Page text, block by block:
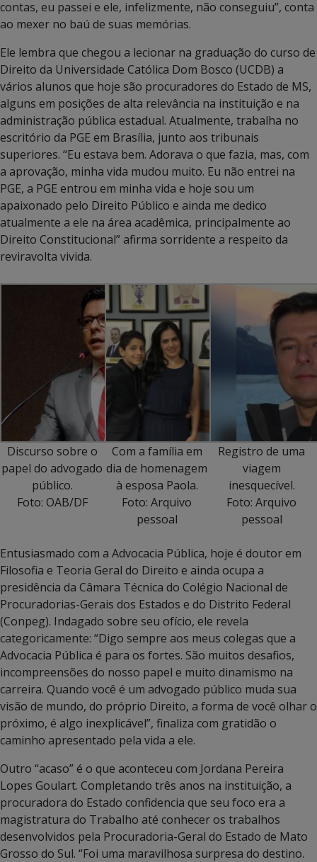
contas, eu passei e ele, infelizmente, não conseguiu”, conta
ao mexer no baú de suas memórias.
Ele lembra que chegou a lecionar na graduação do curso de
Direito da Universidade Católica Dom Bosco (UCDB) a
vários alunos que hoje são procuradores do Estado de MS,
alguns em posições de alta relevância na instituição e na
administração pública estadual. Atualmente, trabalha no
escritório da PGE em Brasília, junto aos tribunais
superiores. “Eu estava bem. Adorava o que fazia, mas, com
a aprovação, minha vida mudou muito. Eu não entrei na
PGE, a PGE entrou em minha vida e hoje sou um
apaixonado pelo Direito Público e ainda me dedico
atualmente a ele na área acadêmica, principalmente ao
Direito Constitucional” afirma sorridente a respeito da
reviravolta vivida.
Discurso sobre o
papel do advogado
público.
Foto: OAB/DF
Com a família em
dia de homenagem
à esposa Paola.
Foto: Arquivo
pessoal
Registro de uma
viagem
inesquecível.
Foto: Arquivo
pessoal
Entusiasmado com a Advocacia Pública, hoje é doutor em
Filosofia e Teoria Geral do Direito e ainda ocupa a
presidência da Câmara Técnica do Colégio Nacional de
Procuradorias-Gerais dos Estados e do Distrito Federal
(Conpeg). Indagado sobre seu ofício, ele revela
categoricamente: “Digo sempre aos meus colegas que a
Advocacia Pública é para os fortes. São muitos desafios,
incompreensões do nosso papel e muito dinamismo na
carreira. Quando você é um advogado público muda sua
visão de mundo, do próprio Direito, a forma de você olhar o
próximo, é algo inexplicável”, finaliza com gratidão o
caminho apresentado pela vida a ele.
Outro “acaso” é o que aconteceu com Jordana Pereira
Lopes Goulart. Completando três anos na instituição, a
procuradora do Estado confidencia que seu foco era a
magistratura do Trabalho até conhecer os trabalhos
desenvolvidos pela Procuradoria-Geral do Estado de Mato
Grosso do Sul. “Foi uma maravilhosa surpresa do destino.